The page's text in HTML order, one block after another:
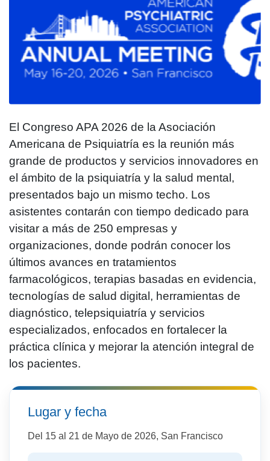
El Congreso APA 2026 de la Asociación
Americana de Psiquiatría es la reunión más
grande de productos y servicios innovadores en
el ámbito de la psiquiatría y la salud mental,
presentados bajo un mismo techo. Los
asistentes contarán con tiempo dedicado para
visitar a más de 250 empresas y
organizaciones, donde podrán conocer los
últimos avances en tratamientos
farmacológicos, terapias basadas en evidencia,
tecnologías de salud digital, herramientas de
diagnóstico, telepsiquiatría y servicios
especializados, enfocados en fortalecer la
práctica clínica y mejorar la atención integral de
los pacientes.
Lugar y fecha
Del 15 al 21 de Mayo de 2026, San Francisco